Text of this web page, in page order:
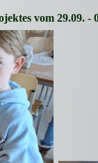
vom 29.09. -